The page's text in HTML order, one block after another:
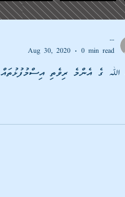
ﷲ ގެ އެންމެ ރިވެތި އިސްމުފުޅުތައް
--
Aug 30, 2020
0 min read